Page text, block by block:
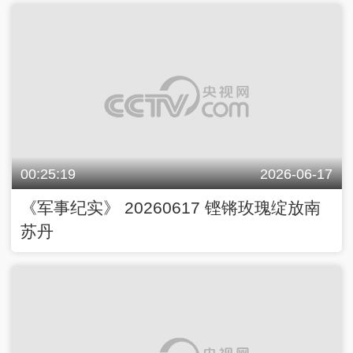
00:25:19 2026-06-17
《军事纪实》 20260617 铿锵玫瑰绽放南
苏丹